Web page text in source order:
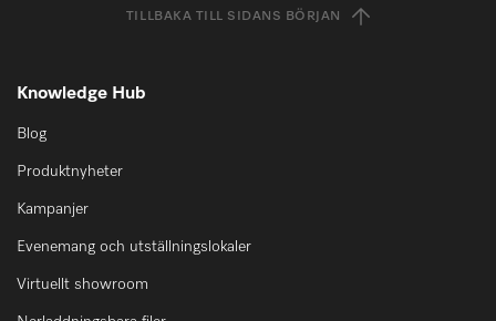
TILLBAKA TILL SIDANS BÖRJAN
Knowledge Hub
Blog
Produktnyheter
Kampanjer
Evenemang och utställningslokaler
Virtuellt showroom